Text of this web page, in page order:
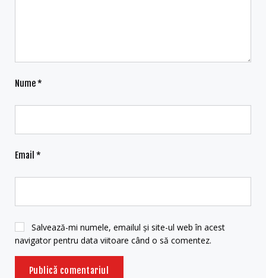
Nume*
Email *
Salvează-mi numele, emailul și site-ul web în acest
navigator pentru data viitoare când o să comentez.